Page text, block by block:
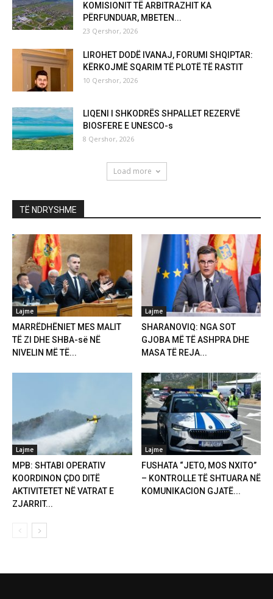
KOMISIONIT TË ARBITRAZHIT KA
PËRFUNDUAR, MBETEN...
23 Qershor, 2026
LIROHET DODË IVANAJ, FORUMI SHQIPTAR:
KËRKOJMË SQARIM TË PLOTË TË RASTIT
10 Qershor, 2026
LIQENI I SHKODRËS SHPALLET REZERVË
BIOSFERE E UNESCO-s
8 Qershor, 2026
Load more
TË NDRYSHME
Lajme
MARRËDHËNIET MES MALIT
TË ZI DHE SHBA-së NË
NIVELIN MË TË...
Lajme
SHARANOVIQ: NGA SOT
GJOBA MË TË ASHPRA DHE
MASA TË REJA...
Lajme
MPB: SHTABI OPERATIV
KOORDINON ÇDO DITË
AKTIVITETET NË VATRAT E
ZJARRIT...
Lajme
FUSHATA “JETO, MOS NXITO”
– KONTROLLE TË SHTUARA NË
KOMUNIKACION GJATË...